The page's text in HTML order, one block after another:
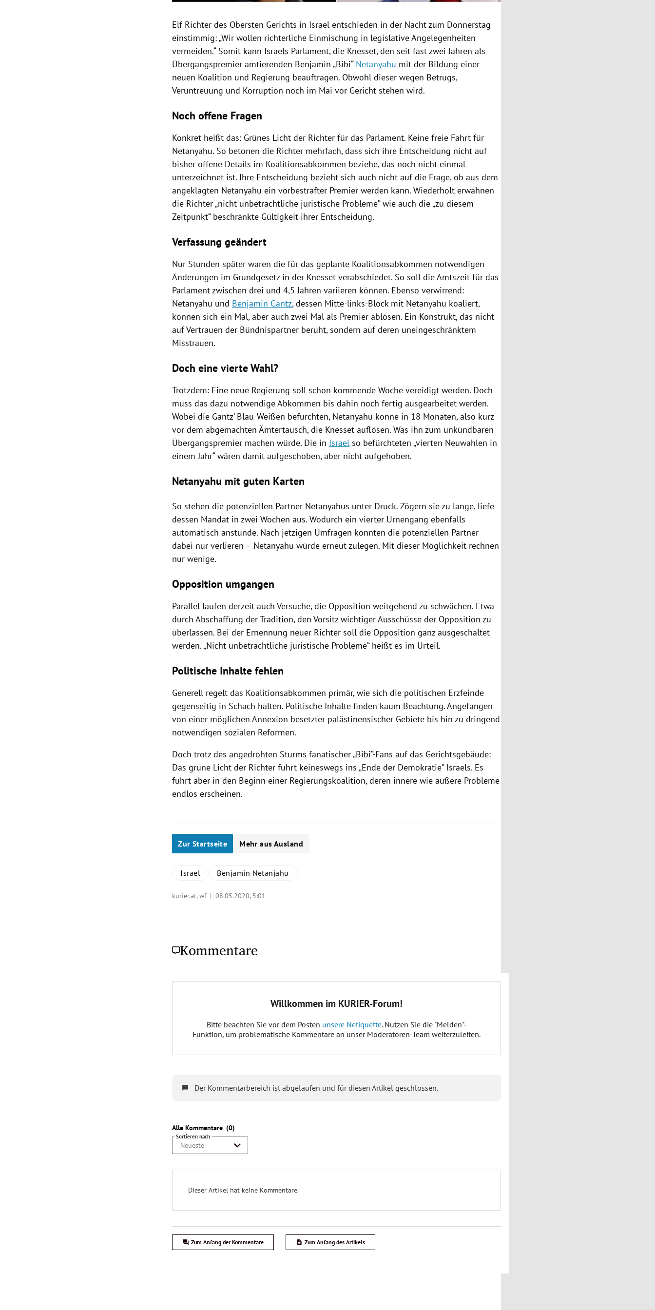
Elf Richter des Obersten Gerichts in Israel entschieden in der Nacht zum Donnerstag
einstimmig: „Wir wollen richterliche Einmischung in legislative Angelegenheiten
vermeiden.“ Somit kann Israels Parlament, die Knesset, den seit fast zwei Jahren als
Übergangspremier amtierenden Benjamin „Bibi“ Netanyahu mit der Bildung einer
neuen Koalition und Regierung beauftragen. Obwohl dieser wegen Betrugs,
Veruntreuung und Korruption noch im Mai vor Gericht stehen wird.
Noch offene Fragen
Konkret heißt das: Grünes Licht der Richter für das Parlament. Keine freie Fahrt für
Netanyahu. So betonen die Richter mehrfach, dass sich ihre Entscheidung nicht auf
bisher offene Details im Koalitionsabkommen beziehe, das noch nicht einmal
unterzeichnet ist. Ihre Entscheidung bezieht sich auch nicht auf die Frage, ob aus dem
angeklagten Netanyahu ein vorbestrafter Premier werden kann. Wiederholt erwähnen
die Richter „nicht unbeträchtliche juristische Probleme“ wie auch die „zu diesem
Zeitpunkt“ beschränkte Gültigkeit ihrer Entscheidung.
Verfassung geändert
Nur Stunden später waren die für das geplante Koalitionsabkommen notwendigen
Änderungen im Grundgesetz in der Knesset verabschiedet. So soll die Amtszeit für das
Parlament zwischen drei und 4,5 Jahren variieren können. Ebenso verwirrend:
Netanyahu und Benjamin Gantz, dessen Mitte-links-Block mit Netanyahu koaliert,
können sich ein Mal, aber auch zwei Mal als Premier ablösen. Ein Konstrukt, das nicht
auf Vertrauen der Bündnispartner beruht, sondern auf deren uneingeschränktem
Misstrauen.
Doch eine vierte Wahl?
Trotzdem: Eine neue Regierung soll schon kommende Woche vereidigt werden. Doch
muss das dazu notwendige Abkommen bis dahin noch fertig ausgearbeitet werden.
Wobei die Gantz’ Blau-Weißen befürchten, Netanyahu könne in 18 Monaten, also kurz
vor dem abgemachten Ämtertausch, die Knesset auflösen. Was ihn zum unkündbaren
Übergangspremier machen würde. Die in Israel so befürchteten „vierten Neuwahlen in
einem Jahr“ wären damit aufgeschoben, aber nicht aufgehoben.
Netanyahu mit guten Karten
So stehen die potenziellen Partner Netanyahus unter Druck. Zögern sie zu lange, liefe
dessen Mandat in zwei Wochen aus. Wodurch ein vierter Urnengang ebenfalls
automatisch anstünde. Nach jetzigen Umfragen könnten die potenziellen Partner
dabei nur verlieren – Netanyahu würde erneut zulegen. Mit dieser Möglichkeit rechnen
nur wenige.
Opposition umgangen
Parallel laufen derzeit auch Versuche, die Opposition weitgehend zu schwächen. Etwa
durch Abschaffung der Tradition, den Vorsitz wichtiger Ausschüsse der Opposition zu
überlassen. Bei der Ernennung neuer Richter soll die Opposition ganz ausgeschaltet
werden. „Nicht unbeträchtliche juristische Probleme“ heißt es im Urteil.
Politische Inhalte fehlen
Generell regelt das Koalitionsabkommen primär, wie sich die politischen Erzfeinde
gegenseitig in Schach halten. Politische Inhalte finden kaum Beachtung. Angefangen
von einer möglichen Annexion besetzter palästinensischer Gebiete bis hin zu dringend
notwendigen sozialen Reformen.
Doch trotz des angedrohten Sturms fanatischer „Bibi“-Fans auf das Gerichtsgebäude:
Das grüne Licht der Richter führt keineswegs ins „Ende der Demokratie“ Israels. Es
führt aber in den Beginn einer Regierungskoalition, deren innere wie äußere Probleme
endlos erscheinen.
Zur Startseite Mehr aus Ausland
Israel Benjamin Netanjahu
kurier.at, wf |08.05.2020, 5:01
Kommentare